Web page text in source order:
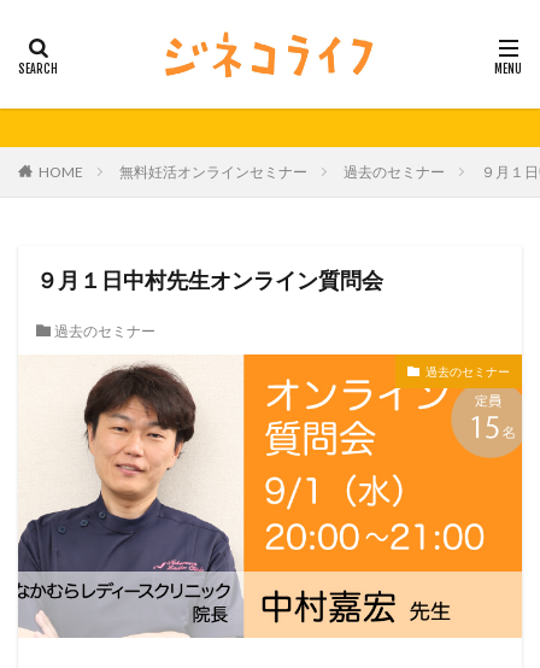
HOME 無料妊活オンラインセミナー 過去のセミナー ９月１
９月１日中村先生オンライン質問会
過去のセミナー
過去のセミナー
男性不妊